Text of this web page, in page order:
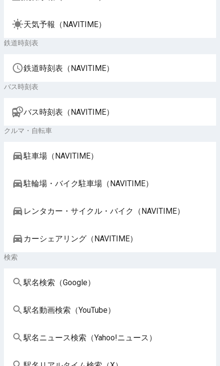
天気予報（NAVITIME）
鉄道時刻表
鉄道時刻表（NAVITIME）
バス時刻表
バス時刻表（NAVITIME）
クルマ・自転車
駐車場（NAVITIME）
駐輪場・バイク駐車場（NAVITIME）
レンタカー・サイクル・バイク（NAVITIME）
カーシェアリング（NAVITIME）
検索
駅名検索（Google）
駅名動画検索（YouTube）
駅名ニュース検索（Yahoo!ニュース）